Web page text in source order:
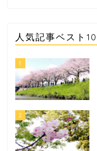
人気記事ベスト10
1
2